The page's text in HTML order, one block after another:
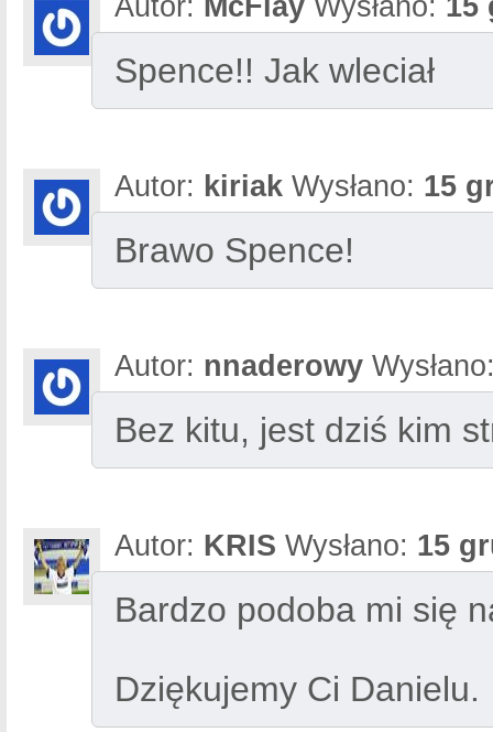
Spence!! Jak wleciał
Autor: kiriak Wysłano: 15
Brawo Spence!
Autor: nnaderowy
Bez kitu, jest dziś kim
Autor: KRIS Wysłano: 15
Bardzo podoba mi się
Dziękujemy Ci Danielu.